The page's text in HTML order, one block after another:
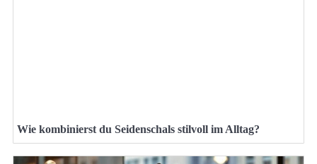
Wie kombinierst du Seidenschals stilvoll im Alltag?